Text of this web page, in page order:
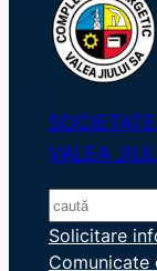
VALEA
S
e
a
Solicitare
Comunicate